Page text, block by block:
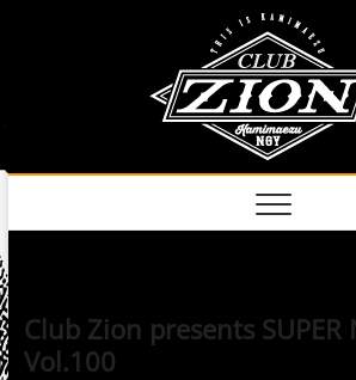
Club Zion presents SUPER
Vol.100